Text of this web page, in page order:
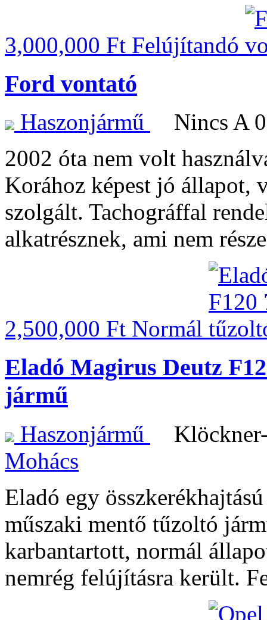
3,000,000 Ft Felújítandó
Ford vontató
Haszonjármű
Nincs A
2002 óta nem volt
Korához képest jó állapot,
szolgált. Tachográffal
alkatrésznek, ami nem
2,500,000 Ft Normál
Eladó Magirus Deutz
jármű
Haszonjármű
Mohács
Eladó egy
műszaki mentő tűzoltó
karbantartott, normál
nemrég felújításra került.